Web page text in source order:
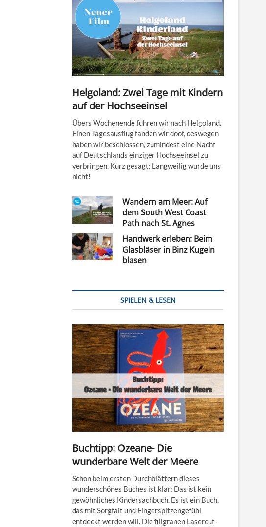
Helgoland: Zwei Tage mit Kindern
auf der Hochseeinsel
Übers Wochenende fuhren wir nach Helgoland.
Einen Tagesausflug fanden wir doof, deswegen
haben wir beschlossen, zumindest eine Nacht
auf Deutschlands einziger Hochseeinsel zu
verbringen. Kurz gesagt: Langweilig wurde uns
nicht!
Wandern am Meer: Auf
dem South West Coast
Path nach St. Agnes
Handwerk erleben: Beim
Glasbläser in Binz Kugeln
blasen
SPIELEN & LESEN
Buchtipp: Ozeane- Die
wunderbare Welt der Meere
Schon beim ersten Durchblättern dieses
wunderschönes Buches ist klar: Das ist kein
gewöhnliches Kindersachbuch. Es ist ein Buch,
das mit Sorgfalt und Fingerspitzengefühl
entdeckt werden will. Die filigranen Lasercut-